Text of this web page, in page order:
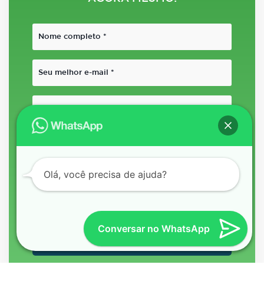
Conversar no WhatsApp
Olá, você precisa de ajuda?